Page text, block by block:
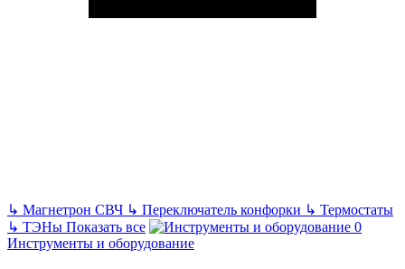
↳ Магнетрон СВЧ ↳ Переключатель конфорки ↳ Термостаты
↳ ТЭНы Показать все
Инструменты и оборудование